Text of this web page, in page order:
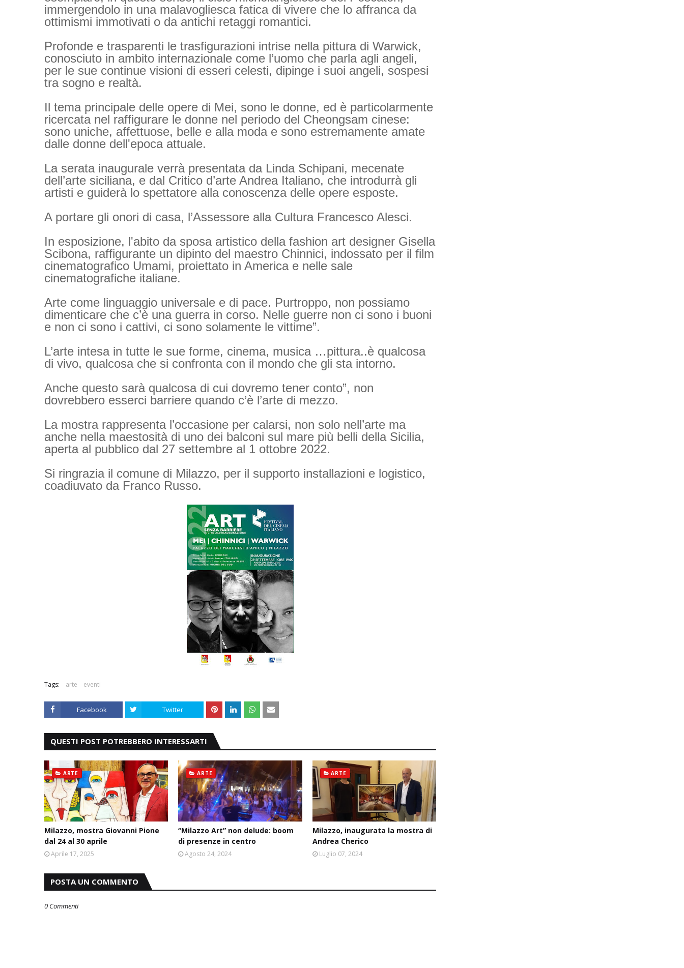
immergendolo in una malavogliesca fatica di vivere che lo affranca da
ottimismi immotivati o da antichi retaggi romantici.
Profonde e trasparenti le trasfigurazioni intrise nella pittura di Warwick,
conosciuto in ambito internazionale come l’uomo che parla agli angeli,
per le sue continue visioni di esseri celesti, dipinge i suoi angeli, sospesi
tra sogno e realtà.
Il tema principale delle opere di Mei, sono le donne, ed è particolarmente
ricercata nel raffigurare le donne nel periodo del Cheongsam cinese:
sono uniche, affettuose, belle e alla moda e sono estremamente amate
dalle donne dell'epoca attuale.
La serata inaugurale verrà presentata da Linda Schipani, mecenate
dell’arte siciliana, e dal Critico d’arte Andrea Italiano, che introdurrà gli
artisti e guiderà lo spettatore alla conoscenza delle opere esposte.
A portare gli onori di casa, l’Assessore alla Cultura Francesco Alesci.
In esposizione, l'abito da sposa artistico della fashion art designer Gisella
Scibona, raffigurante un dipinto del maestro Chinnici, indossato per il film
cinematografico Umami, proiettato in America e nelle sale
cinematografiche italiane.
Arte come linguaggio universale e di pace. Purtroppo, non possiamo
dimenticare che c’è una guerra in corso. Nelle guerre non ci sono i buoni
e non ci sono i cattivi, ci sono solamente le vittime”.
L’arte intesa in tutte le sue forme, cinema, musica …pittura..è qualcosa
di vivo, qualcosa che si confronta con il mondo che gli sta intorno.
Anche questo sarà qualcosa di cui dovremo tener conto”, non
dovrebbero esserci barriere quando c’è l’arte di mezzo.
La mostra rappresenta l’occasione per calarsi, non solo nell’arte ma
anche nella maestosità di uno dei balconi sul mare più belli della Sicilia,
aperta al pubblico dal 27 settembre al 1 ottobre 2022.
Si ringrazia il comune di Milazzo, per il supporto installazioni e logistico,
coadiuvato da Franco Russo.
Tags: arte eventi
Facebook Twitter
QUESTI POST POTREBBERO INTERESSARTI
ARTE
Milazzo, mostra Giovanni Pione
dal 24 al 30 aprile
Aprile 17, 2025
ARTE
“Milazzo Art” non delude: boom
di presenze in centro
Agosto 24, 2024
ARTE
Milazzo, inaugurata la mostra di
Andrea Cherico
Luglio 07, 2024
POSTA UN COMMENTO
0 Commenti